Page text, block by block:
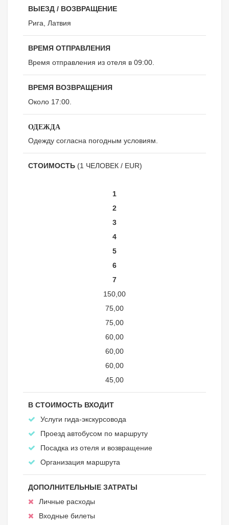
ВЫЕЗД / ВОЗВРАЩЕНИЕ
Рига, Латвия
ВРЕМЯ ОТПРАВЛЕНИЯ
Время отправления из отеля в 09:00.
ВРЕМЯ ВОЗВРАЩЕНИЯ
Около 17:00.
ОДЕЖДА
Одежду согласна погодным условиям.
СТОИМОСТЬ (1 ЧЕЛОВЕК / EUR)
1
2
3
4
5
6
7
150,00
75,00
75,00
60,00
60,00
60,00
45,00
В СТОИМОСТЬ ВХОДИТ
Услуги гида-экскурсовода
Проезд автобусом по маршруту
Посадка из отеля и возвращение
Организация маршрута
ДОПОЛНИТЕЛЬНЫЕ ЗАТРАТЫ
Личные расходы
Входные билеты